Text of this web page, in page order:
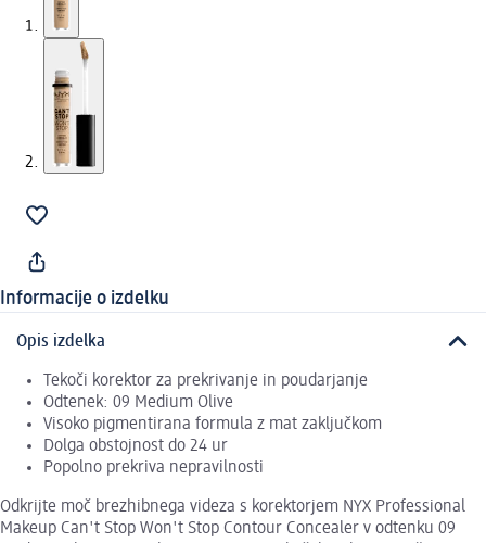
Informacije o izdelku
Opis izdelka
Tekoči korektor za prekrivanje in poudarjanje
Odtenek: 09 Medium Olive
Visoko pigmentirana formula z mat zaključkom
Dolga obstojnost do 24 ur
Popolno prekriva nepravilnosti
Odkrijte moč brezhibnega videza s korektorjem NYX Professional
Makeup Can't Stop Won't Stop Contour Concealer v odtenku 09